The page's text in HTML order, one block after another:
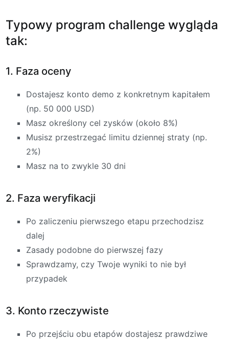
Typowy program challenge wygląda
tak:
1. Faza oceny
Dostajesz konto demo z konkretnym kapitałem
(np. 50 000 USD)
Masz określony cel zysków (około 8%)
Musisz przestrzegać limitu dziennej straty (np.
2%)
Masz na to zwykle 30 dni
2. Faza weryfikacji
Po zaliczeniu pierwszego etapu przechodzisz
dalej
Zasady podobne do pierwszej fazy
Sprawdzamy, czy Twoje wyniki to nie był
przypadek
3. Konto rzeczywiste
Po przejściu obu etapów dostajesz prawdziwe